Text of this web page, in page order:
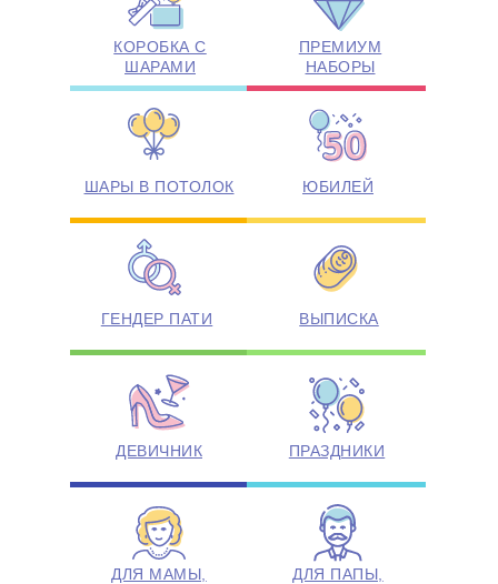
ШАРЫ В ПОТОЛОК
КОРОБКА С
ШАРАМИ
ЮБИЛЕЙ
ВЫПИСКА
ГЕНДЕР ПАТИ
ДЕВИЧНИК ПРАЗДНИКИ
ДЛЯ МАМЫ,
ДЛЯ ПАПЫ,
ПРЕМИУМ
НАБОРЫ